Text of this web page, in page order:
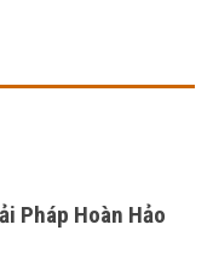
Pháp Hoàn Hảo